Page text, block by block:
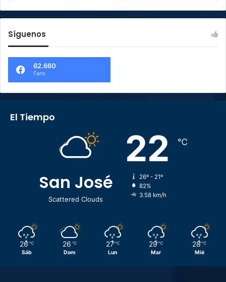
Síguenos
62.660
Fans
El Tiempo
San José
Scattered Clouds
22 ℃
26º - 21º
82%
3.58 km/h
26 ℃
Sáb
26 ℃
Dom
27 ℃
Lun
29 ℃
Mar
28 ℃
Mié